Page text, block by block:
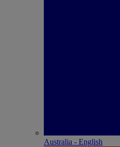
Australia - English